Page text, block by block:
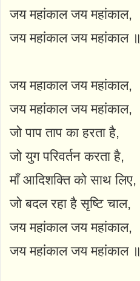
जय महांकाल जय महांकाल,
जय महांकाल जय महांकाल ॥
जय महाकाल जय महांकाल,
जय महांकाल जय महांकाल,
जो पाप ताप का हरता है,
जो युग परिवर्तन करता है,
माँ आदिशक्ति को साथ लिए,
जो बदल रहा है सृष्टि चाल,
जय महांकाल जय महांकाल,
जय महांकाल जय महांकाल ॥